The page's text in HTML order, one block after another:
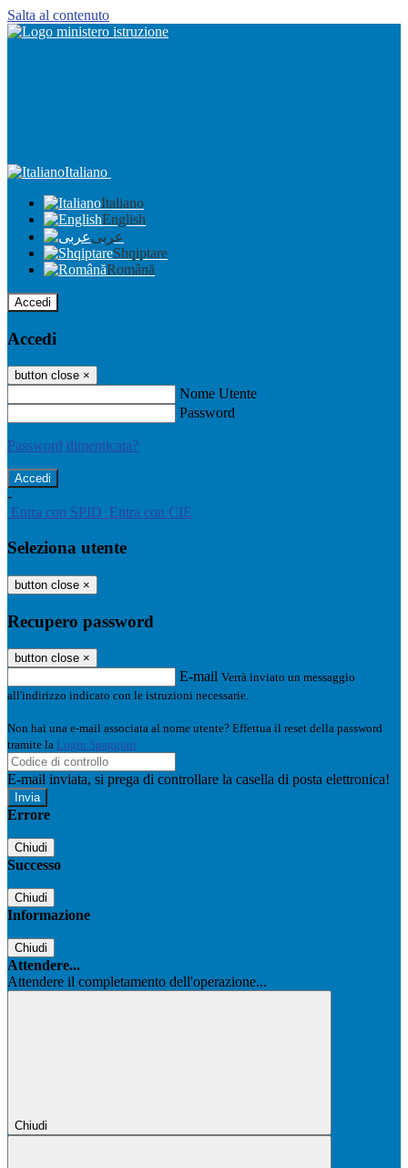
Salta al contenuto
Italiano
Italiano
English
عربى
Shqiptare
Română
Accedi
Accedi
button close ×
Nome Utente
Password
Password dimenticata?
-
Entra con SPID Entra con CIE
Seleziona utente
button close ×
Recupero password
button close ×
E-mail Verrà inviato un messaggio
all'indirizzo indicato con le istruzioni necessarie.
Non hai una e-mail associata al nome utente? Effettua il reset della password
tramite la Login Spaggiari
E-mail inviata, si prega di controllare la casella di posta elettronica!
Errore
Chiudi
Successo
Chiudi
Informazione
Chiudi
Attendere...
Attendere il completamento dell'operazione...
Chiudi